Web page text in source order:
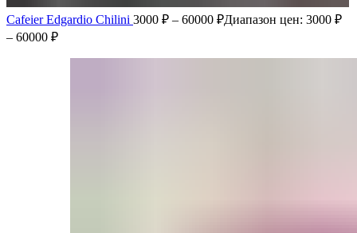
Cafeier Edgardio Chilini 3000 ₽ – 60000 ₽Диапазон цен: 3000 ₽
– 60000 ₽